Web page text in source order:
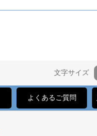
文字サイズ
よくあるご質問